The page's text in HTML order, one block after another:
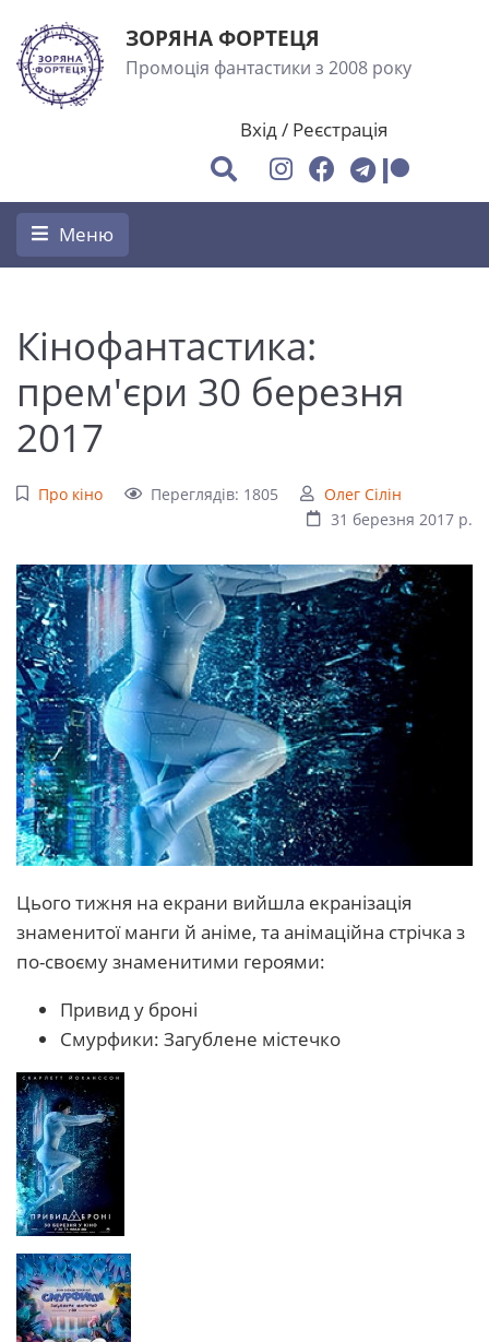
ЗОРЯНА ФОРТЕЦЯ
Промоція фантастики з 2008 року
Вхід/ Реєстрація
Меню
Кінофантастика:
прем'єри 30 березня
2017
Про кіно Переглядів: 1805
Олег Сілін
31 березня 2017 р.
Цього тижня на екрани вийшла екранізація
знаменитої манги й аніме, та анімаційна стрічка з
по-своєму знаменитими героями:
Привид у броні
Смурфики: Загублене містечко